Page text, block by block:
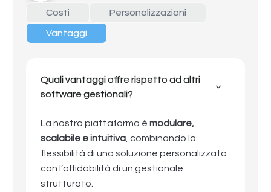
Costi Personalizzazioni
Vantaggi
Quali vantaggi offre rispetto ad altri
software gestionali?
La nostra piattaforma è modulare,
scalabile e intuitiva, combinando la
flessibilità di una soluzione personalizzata
con l’affidabilità di un gestionale
strutturato.